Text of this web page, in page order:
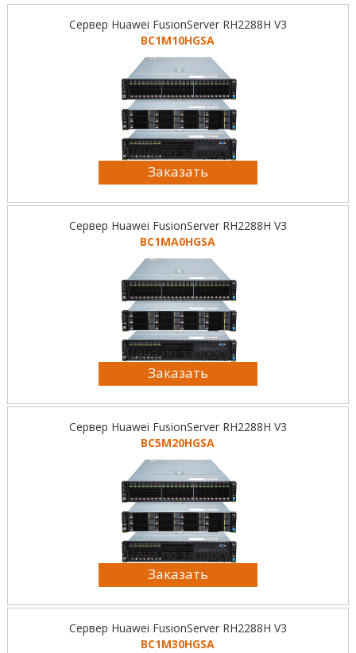
Сервер Huawei FusionServer RH2288H V3
BC1M10HGSA
Цена по запросу
Заказать
Сервер Huawei FusionServer RH2288H V3
BC1MA0HGSA
Цена по запросу
Заказать
Сервер Huawei FusionServer RH2288H V3
BC5M20HGSA
Цена по запросу
Заказать
Сервер Huawei FusionServer RH2288H V3
BC1M30HGSA